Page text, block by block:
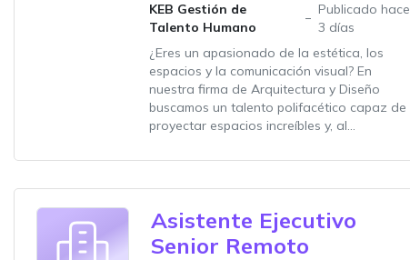
KEB Gestión de
Talento Humano
Publicado hace
3 días
¿Eres un apasionado de la estética, los
espacios y la comunicación visual? En
nuestra firma de Arquitectura y Diseño
buscamos un talento polifacético capaz de
proyectar espacios increíbles y, al...
Asistente Ejecutivo
Senior Remoto